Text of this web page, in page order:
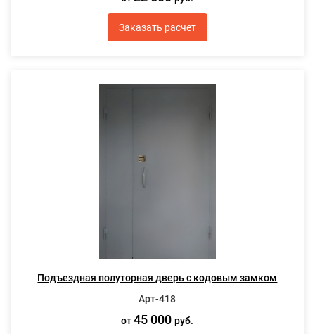
Заказать расчет
Подъездная полуторная дверь с кодовым замком
Арт-418
от45 000руб.